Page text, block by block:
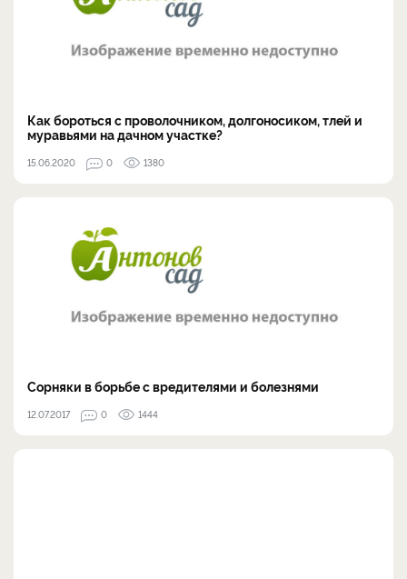
Как бороться с проволочником, долгоносиком, тлей и
муравьями на дачном участке?
15.06.2020 0 1380
Сорняки в борьбе с вредителями и болезнями
12.07.2017 0 1444